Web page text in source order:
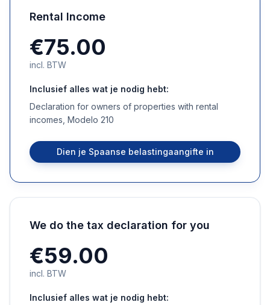
Rental Income
€75.00
incl. BTW
Inclusief alles wat je nodig hebt:
Declaration for owners of properties with rental
incomes, Modelo 210
Dien je Spaanse belastingaangifte in
We do the tax declaration for you
€59.00
incl. BTW
Inclusief alles wat je nodig hebt: